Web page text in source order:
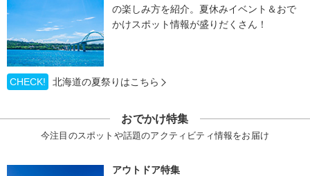
の楽しみ方を紹介。夏休みイベント＆おで
かけスポット情報が盛りだくさん！
CHECK! 北海道の夏祭りはこちら
おでかけ特集
今注目のスポットや話題のアクティビティ情報をお届け
アウトドア特集